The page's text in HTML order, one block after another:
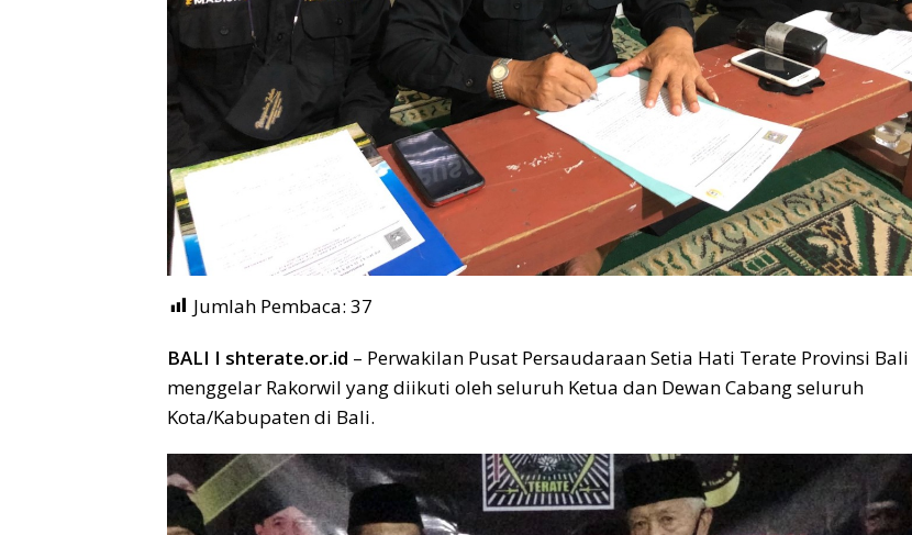
Jumlah Pembaca: 37
BALI I shterate.or.id – Perwakilan Pusat Persaudaraan Setia Hati Terate Provinsi Bali
menggelar Rakorwil yang diikuti oleh seluruh Ketua dan Dewan Cabang seluruh
Kota/Kabupaten di Bali.